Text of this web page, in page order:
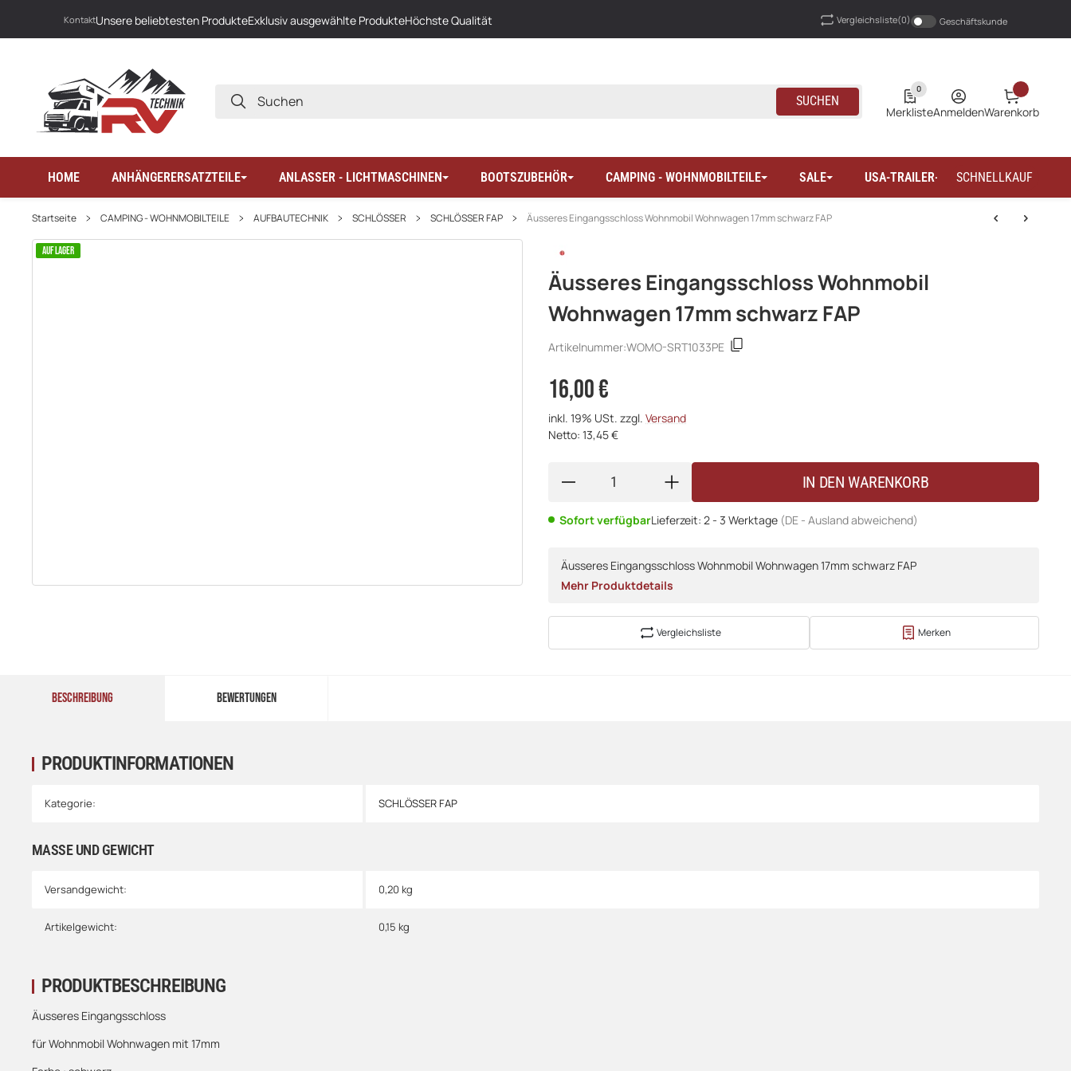
KontaktUnsere beliebtesten ProdukteExklusiv ausgewählte ProdukteHöchste Qualität Vergleichsliste(0) Geschäftskunde
0
MerklisteAnmeldenWarenkorb
SUCHEN SUCHEN
HOME ANHÄNGERERSATZTEILE ANLASSER - LICHTMASCHINEN BOOTSZUBEHÖR CAMPING - WOHNMOBILTEILE SALE USA-TRAILER-WOHNMOBILTEILE
SCHNELLKAUF
Startseite CAMPING - WOHNMOBILTEILE AUFBAUTECHNIK SCHLÖSSER SCHLÖSSER FAP Äusseres Eingangsschloss Wohnmobil Wohnwagen 17mm schwarz FAP
AUF LAGER
Äusseres Eingangsschloss Wohnmobil
Wohnwagen 17mm schwarz FAP
Artikelnummer:WOMO-SRT1033PE
16,00 €
inkl. 19% USt. zzgl. Versand
Netto: 13,45 €
IN DEN WARENKORB
Sofort verfügbarLieferzeit: 2 - 3 Werktage (DE - Ausland abweichend)
Äusseres Eingangsschloss Wohnmobil Wohnwagen 17mm schwarz FAP
Mehr Produktdetails
Vergleichsliste Merken
BESCHREIBUNG BEWERTUNGEN
PRODUKTINFORMATIONEN
Kategorie: SCHLÖSSER FAP
MASSE UND GEWICHT
Versandgewicht: 0,20 kg
Artikelgewicht: 0,15 kg
PRODUKTBESCHREIBUNG
Äusseres Eingangsschloss
für Wohnmobil Wohnwagen mit 17mm